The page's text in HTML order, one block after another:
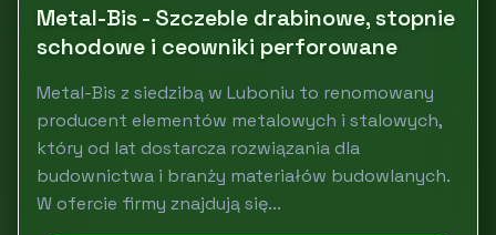
Metal-Bis - Szczeble drabinowe, stopnie
schodowe i ceowniki perforowane
Metal-Bis z siedzibą w Luboniu to renomowany
producent elementów metalowych i stalowych,
który od lat dostarcza rozwiązania dla
budownictwa i branży materiałów budowlanych.
W ofercie firmy znajdują się...